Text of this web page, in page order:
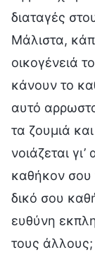
διαταγές
Μάλιστα,
οικογένειά
κάνουν το
αυτό
τα ζουμιά
νοιάζεται
καθήκον σου
δικό σου
ευθύνη
τους